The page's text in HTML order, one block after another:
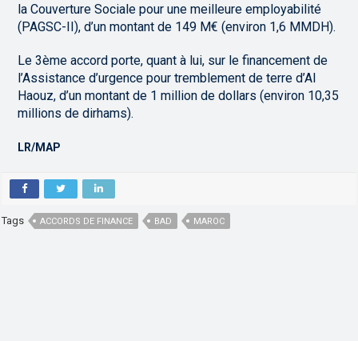
la Couverture Sociale pour une meilleure employabilité
(PAGSC-II), d’un montant de 149 M€ (environ 1,6 MMDH).
Le 3ème accord porte, quant à lui, sur le financement de
l’Assistance d’urgence pour tremblement de terre d’Al
Haouz, d’un montant de 1 million de dollars (environ 10,35
millions de dirhams).
LR/MAP
Tags ACCORDS DE FINANCE BAD MAROC